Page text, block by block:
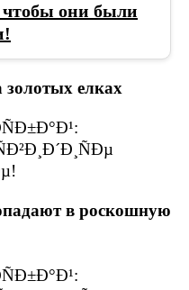
они были
елках
в роскошную